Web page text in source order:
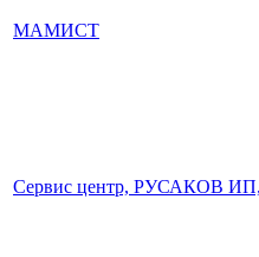
МАМИСТ
Сервис центр, РУСАКОВ ИП,